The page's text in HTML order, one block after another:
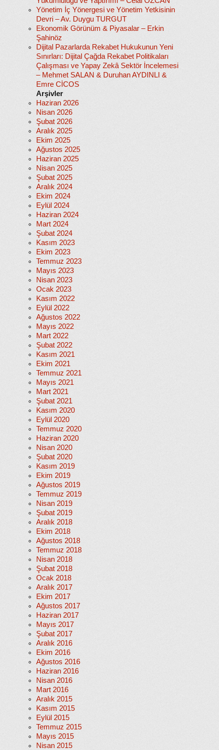
Yönetim İç Yönergesi ve Yönetim Yetkisinin
Devri – Av. Duygu TURGUT
Ekonomik Görünüm & Piyasalar – Erkin
Şahinöz
Dijital Pazarlarda Rekabet Hukukunun Yeni
Sınırları: Dijital Çağda Rekabet Politikaları
Çalışması ve Yapay Zekâ Sektör İncelemesi
– Mehmet SALAN & Duruhan AYDINLI &
Emre CİCOS
Arşivler
Haziran 2026
Nisan 2026
Şubat 2026
Aralık 2025
Ekim 2025
Ağustos 2025
Haziran 2025
Nisan 2025
Şubat 2025
Aralık 2024
Ekim 2024
Eylül 2024
Haziran 2024
Mart 2024
Şubat 2024
Kasım 2023
Ekim 2023
Temmuz 2023
Mayıs 2023
Nisan 2023
Ocak 2023
Kasım 2022
Eylül 2022
Ağustos 2022
Mayıs 2022
Mart 2022
Şubat 2022
Kasım 2021
Ekim 2021
Temmuz 2021
Mayıs 2021
Mart 2021
Şubat 2021
Kasım 2020
Eylül 2020
Temmuz 2020
Haziran 2020
Nisan 2020
Şubat 2020
Kasım 2019
Ekim 2019
Ağustos 2019
Temmuz 2019
Nisan 2019
Şubat 2019
Aralık 2018
Ekim 2018
Ağustos 2018
Temmuz 2018
Nisan 2018
Şubat 2018
Ocak 2018
Aralık 2017
Ekim 2017
Ağustos 2017
Haziran 2017
Mayıs 2017
Şubat 2017
Aralık 2016
Ekim 2016
Ağustos 2016
Haziran 2016
Nisan 2016
Mart 2016
Aralık 2015
Kasım 2015
Eylül 2015
Temmuz 2015
Mayıs 2015
Nisan 2015